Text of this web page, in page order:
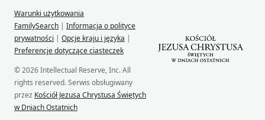
Warunki użytkowania
FamilySearch | Informacja o polityce
prywatności | Opcje kraju i języka |
Preferencje dotyczące ciasteczek
© 2026 Intellectual Reserve, Inc. All
rights reserved. Serwis obsługiwany
przez Kościół Jezusa Chrystusa Świętych
w Dniach Ostatnich